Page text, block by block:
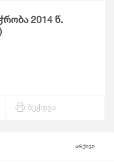
2014 წ.
ბეჭდვა
არქივი